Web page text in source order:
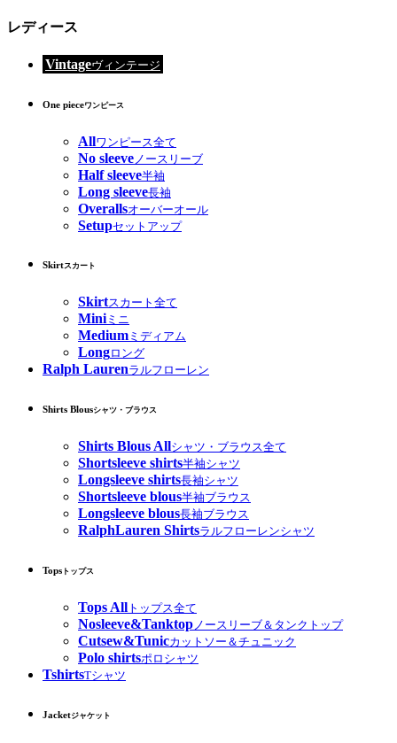
レディース
Vintageヴィンテージ
One pieceワンピース
Allワンピース全て
No sleeve ノースリーブ
Half sleeve半袖
Long sleeve長袖
Overallsオーバーオール
Setupセットアップ
Skirtスカート
Skirtスカート全て
Miniミニ
Medium ミディアム
Longロング
Ralph Laurenラルフローレン
Shirts Blousシャツ・ブラウス
Shirts Blous Allシャツ・ブラウス全て
Shortsleeve shirts半袖シャツ
Longsleeve shirts長袖シャツ
Shortsleeve blous半袖ブラウス
Longsleeve blous長袖ブラウス
RalphLauren Shirtsラルフローレンシャツ
Tops トップス
Tops All トップス全て
Nosleeve&Tanktopノースリーブ＆タンクトップ
Cutsew&Tunicカットソー＆チュニック
Polo shirtsポロシャツ
TshirtsTシャツ
Jacketジャケット